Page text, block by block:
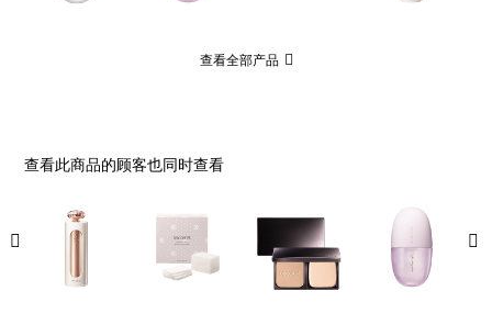
查看全部产品
查看此商品的顾客也同时查看